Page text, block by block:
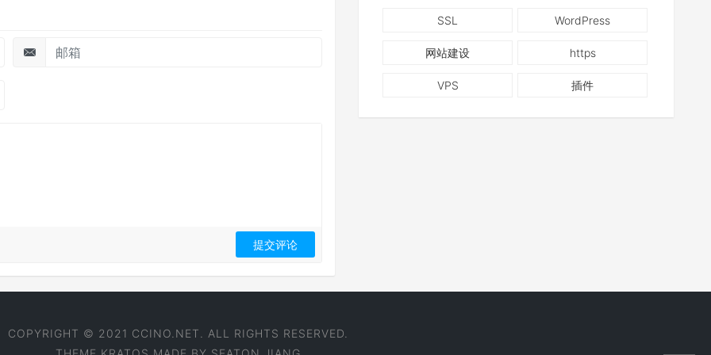
SSL WordPress
网站建设 https
VPS 插件
COPYRIGHT © 2021 CCINO.NET. ALL RIGHTS RESERVED.